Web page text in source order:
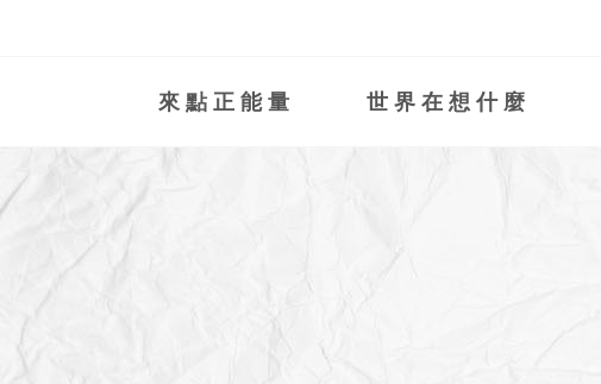
來點正能量 世界在想什麼